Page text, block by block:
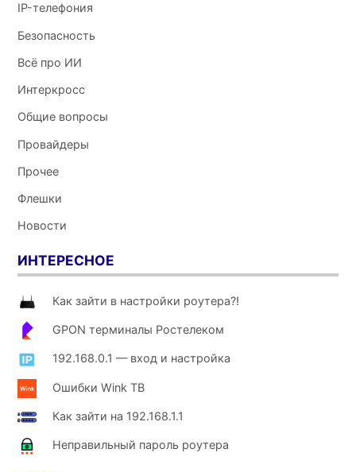
IP-телефония
Безопасность
Всё про ИИ
Интеркросс
Общие вопросы
Провайдеры
Прочее
Флешки
Новости
ИНТЕРЕСНОЕ
Как зайти в настройки роутера?!
GPON терминалы Ростелеком
192.168.0.1 — вход и настройка
Ошибки Wink ТВ
Как зайти на 192.168.1.1
Неправильный пароль роутера